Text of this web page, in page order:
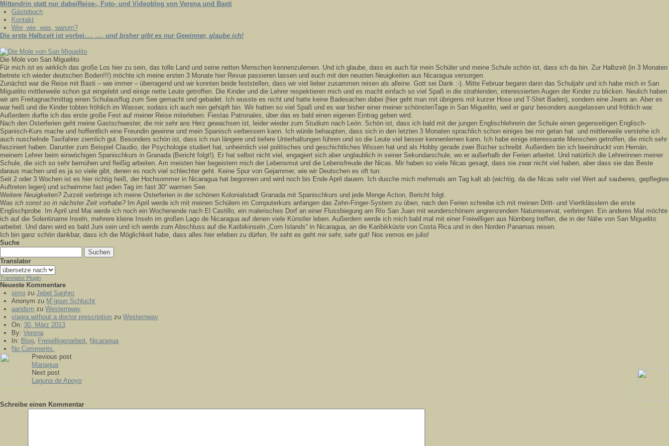
Mittendrin statt nur dabei Reise-, Foto- und Videoblog von Verena und Basti
Gästebuch
Kontakt
Wer, wie, was, warum?
Die erste Halbzeit ist vorbei…. …. und bisher gibt es nur Gewinner, glaube ich!
Die Mole von San Miguelito
Für mich ist es wirklich das große Los hier zu sein, das tolle Land und seine netten Menschen kennenzulernen. Und ich glaube, dass es auch für mein Schüler und meine Schule schön ist, dass ich da bin. Zur Halbzeit (in 3 Monaten
betrete ich wieder deutschen Boden!!!) möchte ich meine ersten 3 Monate hier Revue passieren lassen und euch mit den neusten Neuigkeiten aus Nicaragua versorgen.
Zunächst war die Reise mit Basti – wie immer – überragend und wir konnten beide feststellen, dass wir viel lieber zusammen reisen als alleine. Gott sei Dank :-). Mitte Februar begann dann das Schuljahr und ich habe mich in San
Miguelito mittlerweile schon gut eingelebt und einige nette Leute getroffen. Die Kinder und die Lehrer respektieren mich und es macht einfach so viel Spaß in die strahlenden, interessierten Augen der Kinder zu blicken. Neulich haben
wir am Freitagnachmittag einen Schulausflug zum See gemacht und gebadet. Ich wusste es nicht und hatte keine Badesachen dabei (hier geht man mit übrigens mit kurzer Hose und T-Shirt Baden), sondern eine Jeans an. Aber es
war heiß und die Kinder tobten fröhlich im Wasser, sodass ich auch rein gehüpft bin. Wir hatten so viel Spaß und es war bisher einer meiner schönstenTage in San Miguelito, weil er ganz besonders ausgelassen und fröhlich war.
Außerdem durfte ich das erste große Fest auf meiner Reise miterleben: Fiestas Patronales, über das es bald einen eigenen Eintrag geben wird.
Nach den Osterferien geht meine Gastschwester, die mir sehr ans Herz gewachsen ist, leider wieder zum Studium nach León. Schön ist, dass ich bald mit der jungen Englischlehrerin der Schule einen gegenseitigen Englisch-
Spanisch-Kurs mache und hoffentlich eine Freundin gewinne und mein Spanisch verbessern kann. Ich würde behaupten, dass sich in den letzten 3 Monaten sprachlich schon einiges bei mir getan hat und mittlerweile verstehe ich
auch nuschelnde Taxifahrer ziemlich gut. Besonders schön ist, dass ich nun längere und tiefere Unterhaltungen führen und so die Leute viel besser kennenlernen kann. Ich habe einige interessante Menschen getroffen, die mich sehr
fasziniert haben. Darunter zum Beispiel Claudio, der Psychologie studiert hat, unheimlich viel politisches und geschichtliches Wissen hat und als Hobby gerade zwei Bücher schreibt. Außerdem bin ich beeindruckt von Hernán,
meinem Lehrer beim einwöchigen Spanischkurs in Granada (Bericht folgt!). Er hat selbst nicht viel, engagiert sich aber unglaublich in seiner Sekundarschule, wo er außerhalb der Ferien arbeitet. Und natürlich die Lehrerinnen meiner
Schule, die sich so sehr bemühen und fleißig arbeiten. Am meisten hier begeistern mich der Lebensmut und die Lebensfreude der Nicas. Mir haben so viele Nicas gesagt, dass sie zwar nicht viel haben, aber dass sie das Beste
daraus machen und es ja so viele gibt, denen es noch viel schlechter geht. Keine Spur von Gejammer, wie wir Deutschen es oft tun.
Seit 2 oder 3 Wochen ist es hier richtig heiß, der Hochsommer in Nicaragua hat begonnen und wird noch bis Ende April dauern. Ich dusche mich mehrmals am Tag kalt ab (wichtig, da die Nicas sehr viel Wert auf sauberes, gepflegtes
Auftreten legen) und schwimme fast jeden Tag im fast 30° warmen See.
Weitere Neuigkeiten? Zurzeit verbringe ich meine Osterferien in der schönen Kolonialstadt Granada mit Spanischkurs und jede Menge Action, Bericht folgt.
Was ich sonst so in nächster Zeit vorhabe? Im April werde ich mit meinen Schülern im Computerkurs anfangen das Zehn-Finger-System zu üben, nach den Ferien schreibe ich mit meinen Dritt- und Viertklässlern die erste
Englischprobe. Im April und Mai werde ich noch ein Wochenende nach El Castillo, ein malerisches Dorf an einer Flussbiegung am Río San Juan mit wunderschönem angrenzendem Naturreservat, verbringen. Ein anderes Mal möchte
ich auf die Solentiname Inseln, mehrere kleine Inseln im großen Lago de Nicaragua auf denen viele Künstler leben. Außerdem werde ich mich bald mal mit einer Freiwilligen aus Nürnberg treffen, die in der Nähe von San Miguelito
arbeitet. Und dann wird es bald Juni sein und ich werde zum Abschluss auf die Karibikinseln „Corn Islands“ in Nicaragua, an die Karibikküste von Costa Rica und in den Norden Panamas reisen.
ch bin ganz schön dankbar, dass ich die Möglichkeit habe, dass alles hier erleben zu dürfen. Ihr seht es geht mir sehr, sehr gut! Nos vemos en julio!
Suche
nach:
Translator
Translator Plugin
Neueste Kommentare
simo zuJebel Saghro
Anonym zu M´goun Schlucht
aandsm zuWesternway
viagra without a doctor prescription zuWesternway
On: 30. März 2013
By: Verena
In: Blog, Freiwilligenarbeit, Nicaragua
No Comments.
Previous post
Managua
Next post
Laguna de Apoyo
Schreibe einen Kommentar